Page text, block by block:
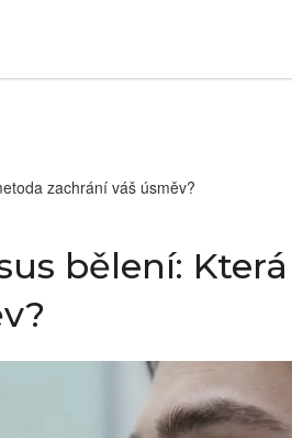
zachrání váš úsměv?
bělení: